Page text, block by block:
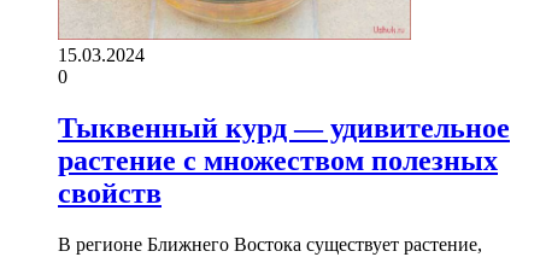
15.03.2024
0
Тыквенный курд — удивительное
растение с множеством полезных
свойств
В регионе Ближнего Востока существует растение,